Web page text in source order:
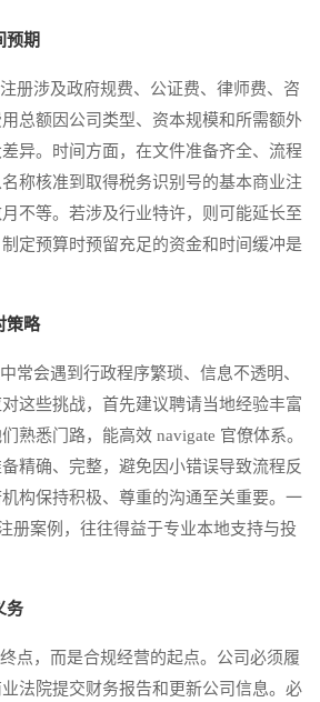
预期
涉及政府规费、公证费、律师费、咨
总额因公司类型、资本规模和所需额外
异。时间方面，在文件准备齐全、流程
称核准到取得税务识别号的基本商业注
不等。若涉及行业特许，则可能延长至
定预算时预留充足的资金和时间缓冲是
策略
会遇到行政程序繁琐、信息不透明、
这些挑战，首先建议聘请当地经验丰富
熟悉门路，能高效 navigate 官僚体系。
精确、完整，避免因小错误导致流程反
构保持积极、尊重的沟通至关重要。一
册案例，往往得益于专业本地支持与投
务
，而是合规经营的起点。公司必须履
法院提交财务报告和更新公司信息。必